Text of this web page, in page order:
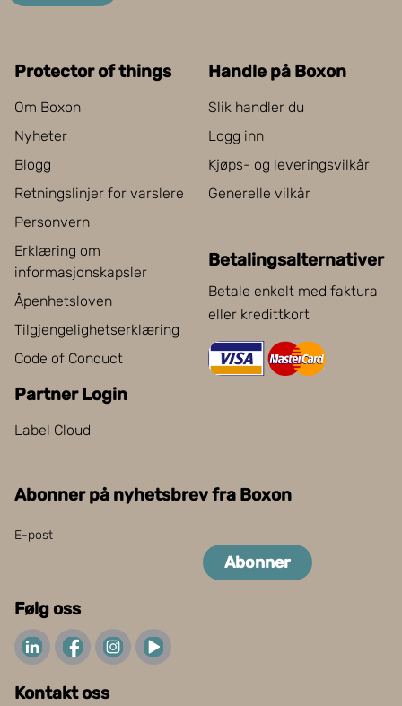
Protector of things
Om Boxon
Nyheter
Blogg
Retningslinjer for varslere
Personvern
Erklæring om
informasjonskapsler
Åpenhetsloven
Tilgjengelighetserklæring
Code of Conduct
Partner Login
Label Cloud
Handle på Boxon
Slik handler du
Logg inn
Kjøps- og leveringsvilkår
Generelle vilkår
Betalingsalternativer
Betale enkelt med faktura
eller kredittkort
Abonner på nyhetsbrev fra Boxon
E-post
Abonner
Følg oss
Kontakt oss